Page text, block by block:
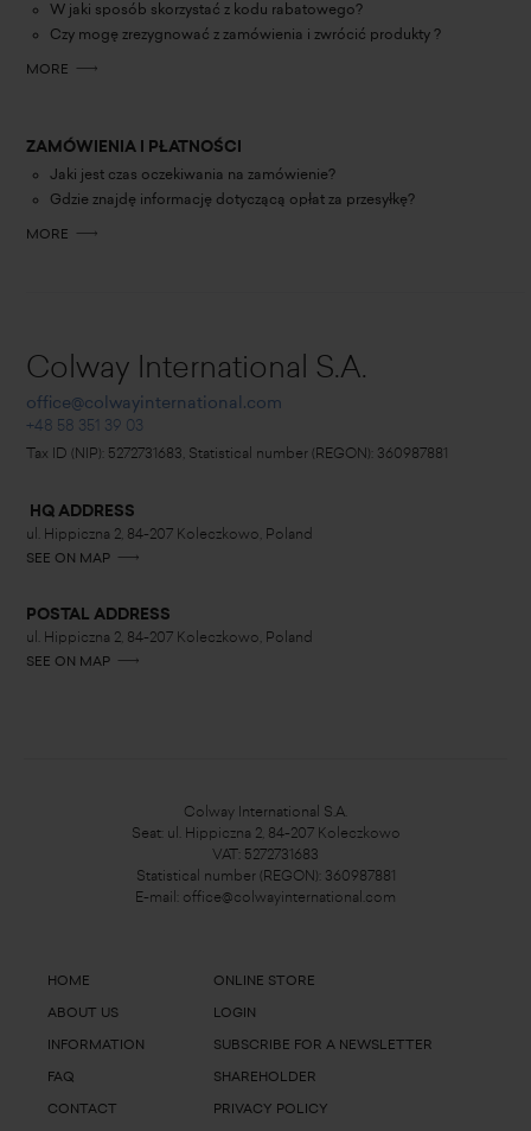
W jaki sposób skorzystać z kodu rabatowego?
Czy mogę zrezygnować z zamówienia i zwrócić produkty ?
MORE
ZAMÓWIENIA I PŁATNOŚCI
Jaki jest czas oczekiwania na zamówienie?
Gdzie znajdę informację dotyczącą opłat za przesyłkę?
MORE
Colway International S.A.
office@colwayinternational.com
+48 58 351 39 03
Tax ID (NIP): 5272731683, Statistical number (REGON): 360987881
HQ ADDRESS
ul. Hippiczna 2, 84-207 Koleczkowo, Poland
SEE ON MAP
POSTAL ADDRESS
ul. Hippiczna 2, 84-207 Koleczkowo, Poland
SEE ON MAP
Colway International S.A.
Seat: ul. Hippiczna 2, 84-207 Koleczkowo
VAT: 5272731683
Statistical number (REGON): 360987881
E-mail: office@colwayinternational.com
HOME
ABOUT US
INFORMATION
FAQ
CONTACT
ONLINE STORE
LOGIN
SUBSCRIBE FOR A NEWSLETTER
SHAREHOLDER
PRIVACY POLICY